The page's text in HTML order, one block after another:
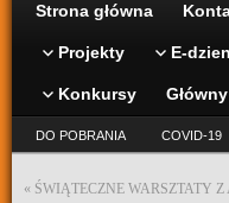
Strona główna
Projekty E-
Konkursy
DO POBRANIA COVID-19
« ŚWIĄTECZNE WARSZTATY Z